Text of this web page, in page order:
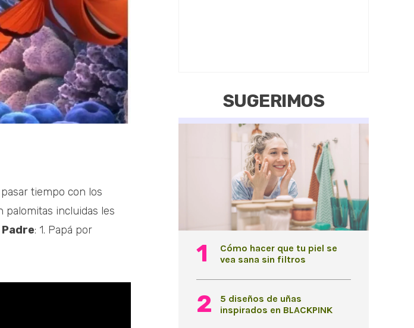
tiempo con los
palomitas incluidas les
: 1. Papá por
SUGERIMOS
Cómo hacer que tu piel se
vea sana sin filtros
5 diseños de uñas
inspirados en BLACKPINK